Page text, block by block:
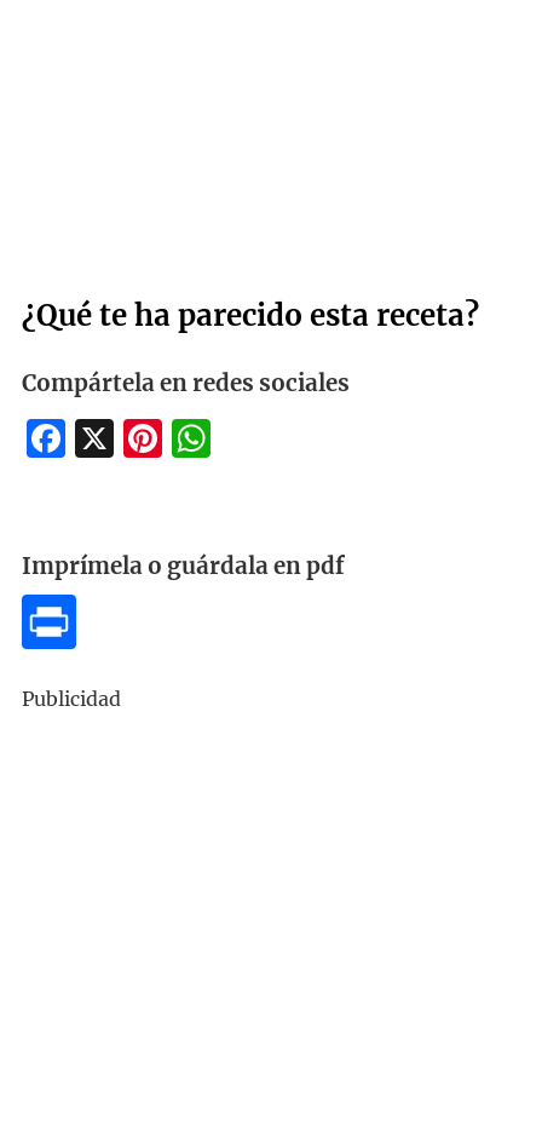
¿Qué te ha parecido esta receta?
Compártela en redes sociales
Facebook
X Pinterest
WhatsApp
Imprímela o guárdala en pdf
Publicidad